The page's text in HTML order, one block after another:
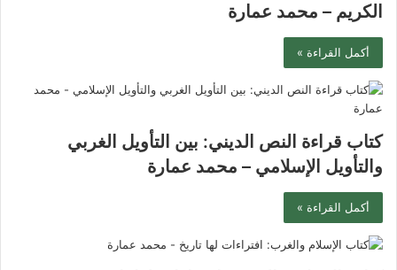
الكريم – محمد عمارة
أكمل القراءة »
كتاب قراءة النص الديني: بين التأويل الغربي
والتأويل الإسلامي – محمد عمارة
أكمل القراءة »